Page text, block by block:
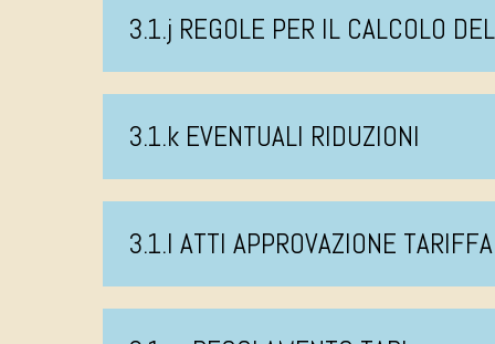
3.1.j REGOLE PER IL CALCOLO
3.1.k EVENTUALI RIDUZIONI
3.1.l ATTI APPROVAZIONE TARIFFA